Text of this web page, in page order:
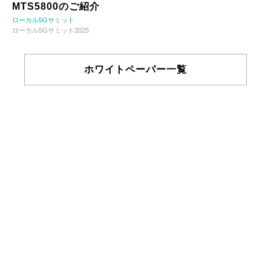
MTS5800のご紹介
ローカル5Gサミット
ローカル5Gサミット2025
ホワイトペーパー一覧